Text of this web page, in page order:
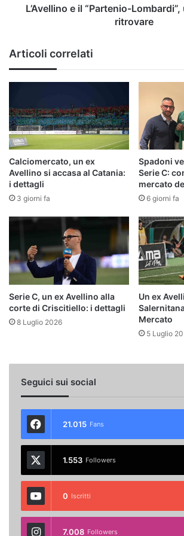
L’Avellino e il “Partenio-
ritrovare
Articoli correlati
Calciomercato, un ex
Avellino si accasa al Catania:
i dettagli
3 giorni fa
Spadoni
Serie C:
mercato
6 giorni fa
Serie C, un ex Avellino alla
corte di Criscitiello: i dettagli
8 Luglio 2026
Un ex
Mercato
5 Luglio
Seguici sui social
21.015 Fans
1.553 Followers
0 Iscritti
7.008 Followers